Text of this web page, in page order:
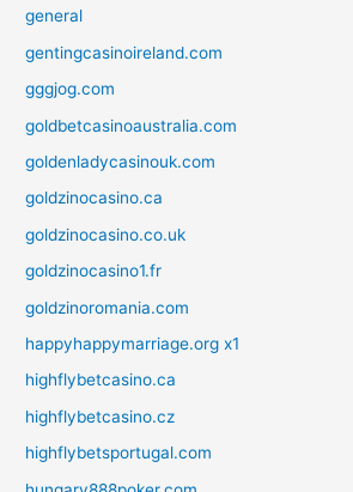
general
gentingcasinoireland.com
gggjog.com
goldbetcasinoaustralia.com
goldenladycasinouk.com
goldzinocasino.ca
goldzinocasino.co.uk
goldzinocasino1.fr
goldzinoromania.com
happyhappymarriage.org x1
highflybetcasino.ca
highflybetcasino.cz
highflybetsportugal.com